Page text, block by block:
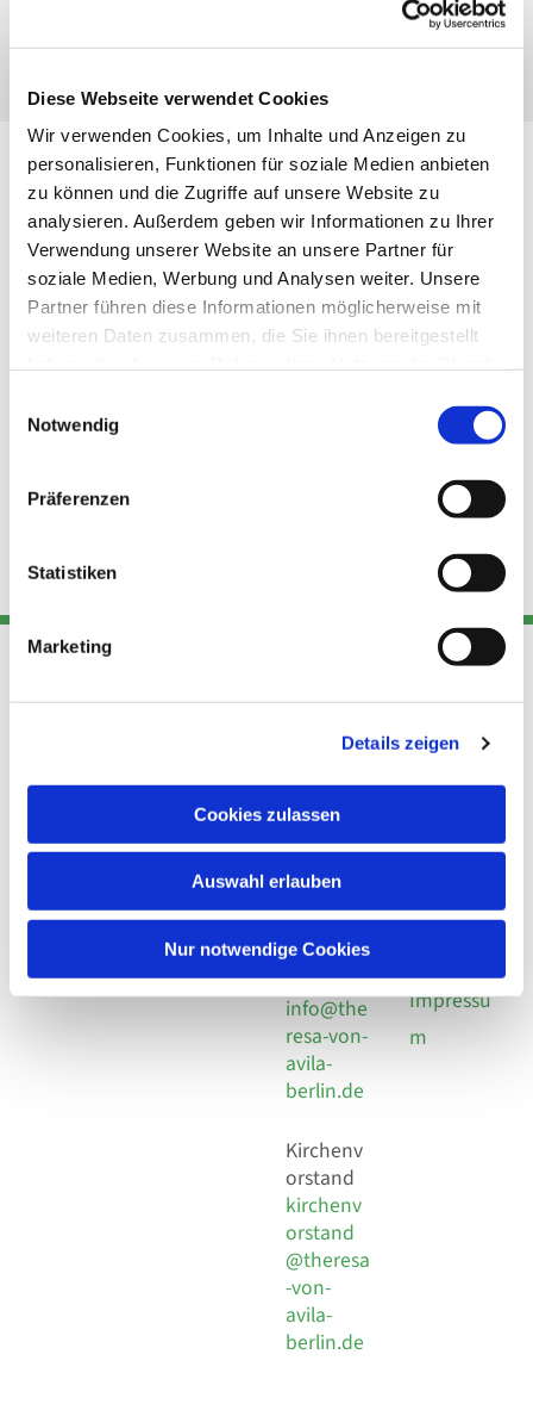
Diese Webseite verwendet Cookies
Wir verwenden Cookies, um Inhalte und Anzeigen zu
personalisieren, Funktionen für soziale Medien anbieten
zu können und die Zugriffe auf unsere Website zu
analysieren. Außerdem geben wir Informationen zu Ihrer
Verwendung unserer Website an unsere Partner für
soziale Medien, Werbung und Analysen weiter. Unsere
Partner führen diese Informationen möglicherweise mit
weiteren Daten zusammen, die Sie ihnen bereitgestellt
Notwendig
Präferenzen
Statistiken
Marketing
Details zeigen
Cookies zulassen
Auswahl erlauben
Nur notwendige Cookies
Heilig Kreuz, Kirche, Malchower Weg 22-24,
13053 Berlin
Adresse
Kirchengemeinde Pfarrei
Hl. Theresa von Avila Berlin
Nordost
Leitender Pfarrer - Norbert
Pomplun
13086 Berlin
Kont
Telefon
+49 30
924 64 28
30 924 54
18
E-Mail
info@the
resa-von-
avila-
berlin.de
Kirchenv
orstand
kirchenv
orstand
@theresa
-von-
avila-
berlin.de
Links
Datensch
Datensch
Social
Impressu
m